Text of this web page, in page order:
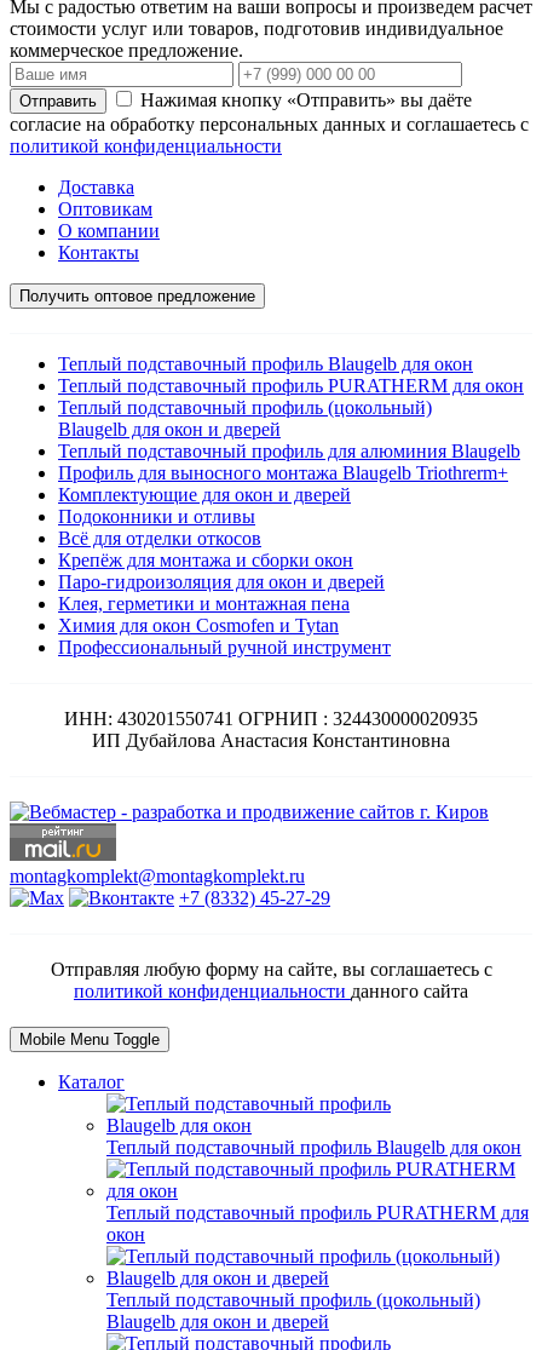
Мы с радостью ответим на ваши вопросы и произведем расчет
стоимости услуг или товаров, подготовив индивидуальное
коммерческое предложение.
Нажимая кнопку «Отправить» вы даёте
согласие на обработку персональных данных и соглашаетесь с
политикой конфиденциальности
Доставка
Оптовикам
О компании
Контакты
Получить оптовое предложение
Теплый подставочный профиль Blaugelb для окон
Теплый подставочный профиль PURATHERM для окон
Теплый подставочный профиль (цокольный)
Blaugelb для окон и дверей
Теплый подставочный профиль для алюминия Blaugelb
Профиль для выносного монтажа Blaugelb Triothrerm+
Комплектующие для окон и дверей
Подоконники и отливы
Всё для отделки откосов
Крепёж для монтажа и сборки окон
Паро-гидроизоляция для окон и дверей
Клея, герметики и монтажная пена
Химия для окон Cosmofen и Tytan
Профессиональный ручной инструмент
ИНН: 430201550741 ОГРНИП : 324430000020935
ИП Дубайлова Анастасия Константиновна
montagkomplekt@montagkomplekt.ru
+7 (8332) 45-27-29
Отправляя любую форму на сайте, вы соглашаетесь с
политикой конфиденциальности данного сайта
Mobile Menu Toggle
Каталог
Теплый подставочный профиль Blaugelb для окон
Теплый подставочный профиль PURATHERM для
окон
Теплый подставочный профиль (цокольный)
Blaugelb для окон и дверей